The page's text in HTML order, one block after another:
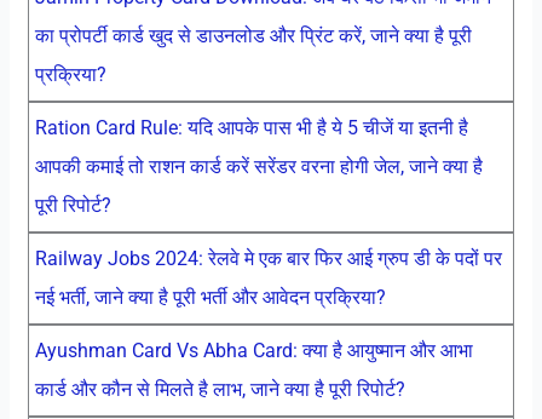
का प्रोपर्टी कार्ड खुद से डाउनलोड और प्रिंट करें, जाने क्या है पूरी
प्रक्रिया?
Ration Card Rule: यदि आपके पास भी है ये 5 चीजें या इतनी है
आपकी कमाई तो राशन कार्ड करें सरेंडर वरना होगी जेल, जाने क्या है
पूरी रिपोर्ट?
Railway Jobs 2024: रेलवे मे एक बार फिर आई ग्रुप डी के पदों पर
नई भर्ती, जाने क्या है पूरी भर्ती और आवेदन प्रक्रिया?
Ayushman Card Vs Abha Card: क्या है आयुष्मान और आभा
कार्ड और कौन से मिलते है लाभ, जाने क्या है पूरी रिपोर्ट?